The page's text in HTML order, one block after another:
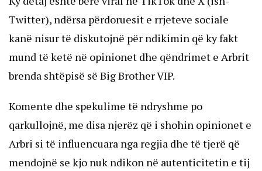
Twitter), ndërsa përdoruesit e rrjeteve sociale
kanë nisur të diskutojnë për ndikimin që ky fakt
mund të ketë në opinionet dhe qëndrimet e Arbrit
brenda shtëpisë së Big Brother VIP.
Komente dhe spekulime të ndryshme po
qarkullojnë, me disa njerëz që i shohin opinionet e
Arbri si të influencuara nga regjia dhe të tjerë që
mendojnë se kjo nuk ndikon në autenticitetin e tij